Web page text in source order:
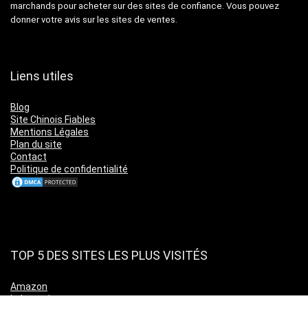
marchands pour acheter sur des sites de confiance. Vous pouvez
donner votre avis sur les sites de ventes.
Liens utiles
Blog
Site Chinois Fiables
Mentions Légales
Plan du site
Contact
Politique de confidentialité
TOP 5 DES SITES LES PLUS VISITÉS
Amazon
Leboncoin